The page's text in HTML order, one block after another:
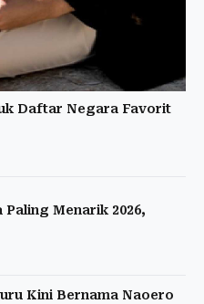
Daftar Negara Favorit
Menarik 2026,
Kini Bernama Naoero